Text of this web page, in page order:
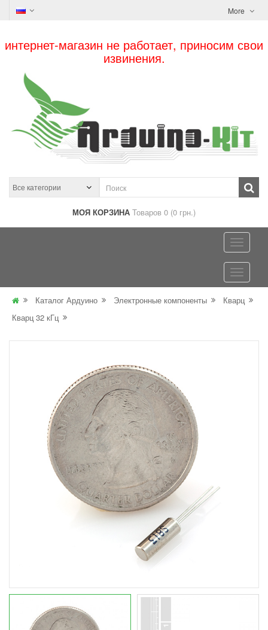
More
интернет-магазин не работает, приносим свои
извинения.
МОЯ КОРЗИНА Товаров 0 (0 грн.)
Каталог Ардуино Электронные компоненты
Кварц
Кварц 32 кГц